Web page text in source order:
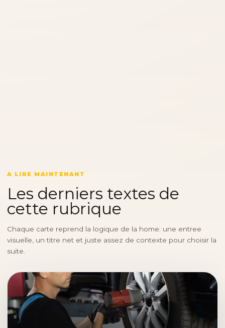
A LIRE MAINTENANT
Les derniers textes de
cette rubrique
Chaque carte reprend la logique de la home: une entree
visuelle, un titre net et juste assez de contexte pour choisir la
suite.